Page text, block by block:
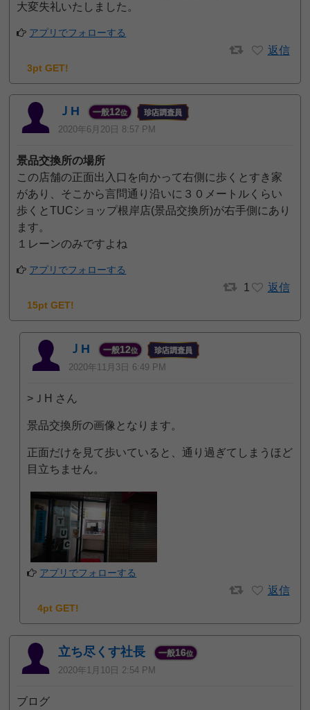
大変失礼いたしました。
アプリでフォローする
返信
3pt GET!
ＪH 一般12位
2020年6月20日 8:57 PM
景品交換所の場所
この店舗の正面出入口を向かって右側に歩くとすき家
があり、そこから言問通り沿いに３０メートルくらい
歩くとTUCショップ根岸店(景品交換所)が右手側にあり
ます。
１レーンのみですよね
アプリでフォローする
1 返信
15pt GET!
ＪH 一般12位
2020年11月3日 6:49 PM
>ＪH さん
景品交換所の画像となります。
正面だけを見て歩いていると、通り過ぎてしまうほど
目立ちません。
アプリでフォローする
返信
4pt GET!
立ち尽くす社長 一般16位
2020年1月10日 2:54 PM
ブログ